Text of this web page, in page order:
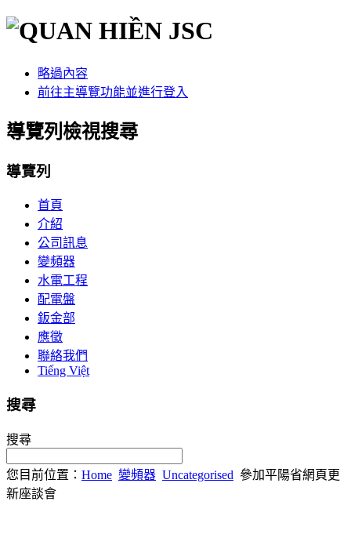
略過內容
前往主導覽功能並進行登入
導覽列檢視搜尋
導覽列
首頁
介紹
公司訊息
變頻器
水電工程
配電盤
鈑金部
應徵
聯絡我們
Tiếng Việt
搜尋
搜尋
您目前位置： Home 變頻器 Uncategorised 參加平陽省網頁更
新座談會